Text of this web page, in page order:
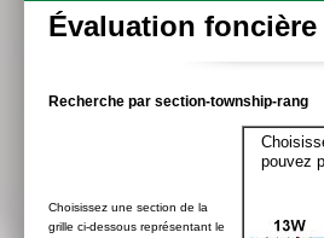
Évaluation foncière
Recherche par section-township-rang
Choisissez une section de la
grille ci-dessous représentant le
pouvez